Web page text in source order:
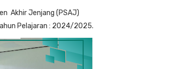
Akhir Jenjang (PSAJ)
Pelajaran : 2024/2025.